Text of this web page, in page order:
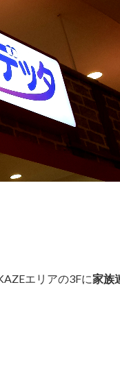
エリアの3Fに家族